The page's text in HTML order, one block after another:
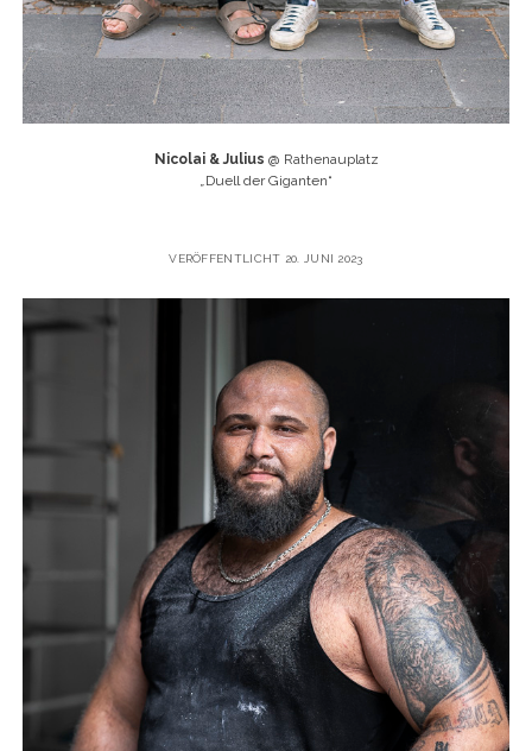
Nicolai & Julius @ Rathenauplatz
„Duell der Giganten“
VERÖFFENTLICHT 20. JUNI 2023